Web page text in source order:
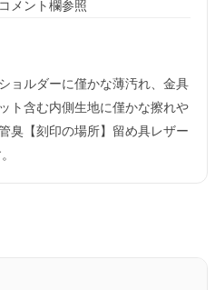
メント欄参照
ョルダーに僅かな薄汚れ、金具
ト含む内側生地に僅かな擦れや
臭【刻印の場所】留め具レザー